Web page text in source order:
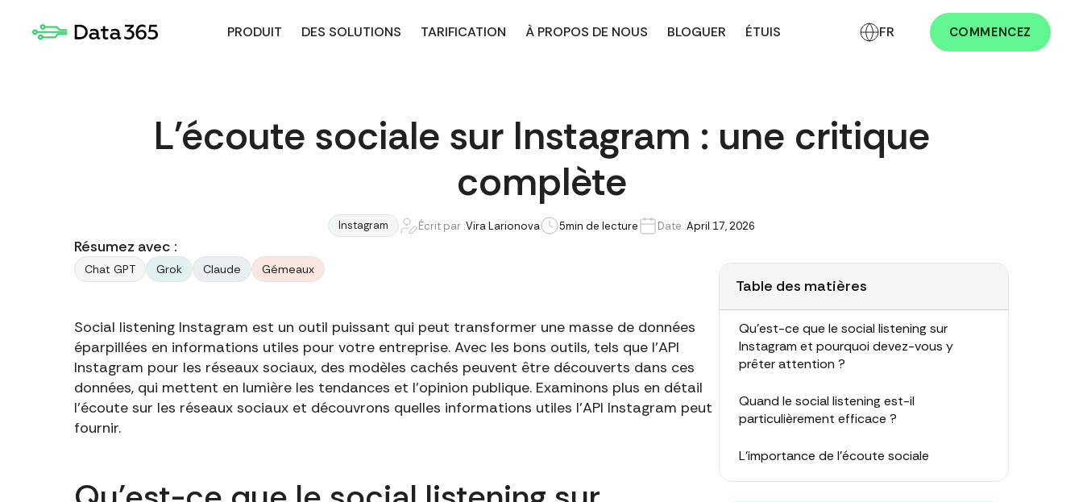
PRODUIT DES SOLUTIONS TARIFICATION À PROPOS DE NOUS BLOGUER ÉTUIS FR COMMENCEZ
L'écoute sociale sur Instagram : une critique
complète
Instagram Écrit par :Vira Larionova 5min de lecture Date :April 17, 2026
Résumez avec :
Chat GPT Grok Claude Gémeaux
Social listening Instagram est un outil puissant qui peut transformer une masse de données
éparpillées en informations utiles pour votre entreprise. Avec les bons outils, tels que l'API
Instagram pour les réseaux sociaux, des modèles cachés peuvent être découverts dans ces
données, qui mettent en lumière les tendances et l'opinion publique. Examinons plus en détail
l'écoute sur les réseaux sociaux et découvrons quelles informations utiles l'API Instagram peut
fournir.
Table des matières
Qu'est-ce que le social listening sur
Instagram et pourquoi devez-vous y
prêter attention ?
Quand le social listening est-il
particulièrement efficace ?
L'importance de l'écoute sociale